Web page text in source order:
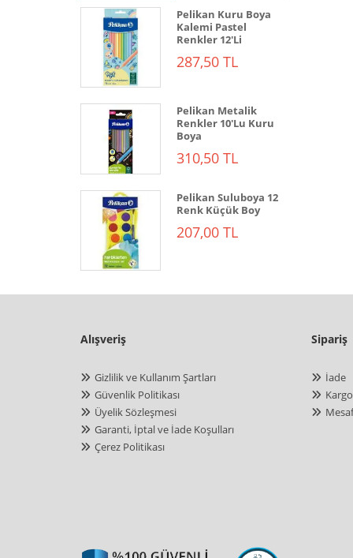
Pelikan Kuru Boya
Kalemi Pastel
Renkler 12'Li
287,50 TL
Pelikan Metalik
Renkler 10'Lu Kuru
Boya
310,50 TL
Pelikan Suluboya 12
Renk Küçük Boy
207,00 TL
Alışveriş
Gizlilik ve Kullanım Şartları
Güvenlik Politikası
Üyelik Sözleşmesi
Garanti, İptal ve İade Koşulları
Çerez Politikası
Sipariş
İade